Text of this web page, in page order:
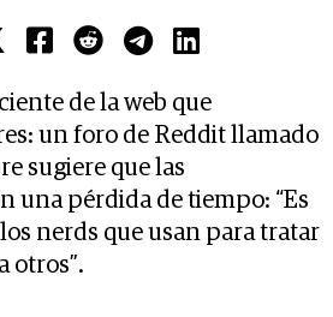
de la web que
un foro de Reddit llamado
sugiere que las
una pérdida de tiempo: “Es
nerds que usan para tratar
otros”.